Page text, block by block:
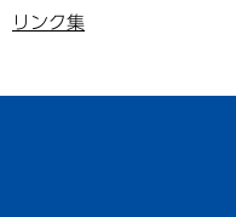
リンク集